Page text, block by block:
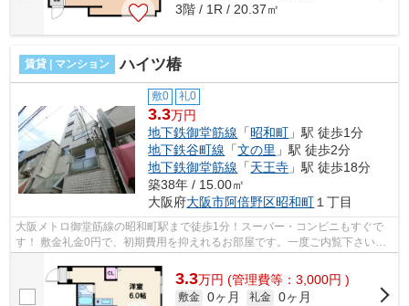
3階 / 1R / 20.37㎡
賃貸 | マンション ハイツ椿
敷0 礼0
3.3万円
地下鉄御堂筋線 「昭和町 」駅 徒歩1分
地下鉄谷町線 「文の里 」駅 徒歩2分
地下鉄御堂筋線 「天王寺 」駅 徒歩18分
築38年 / 15.00㎡
大阪府大阪市阿倍野区昭和町 １丁目
大阪メトロ御堂筋線の昭和町駅まで徒歩1分！スーパー・コンビニもすぐで
す！ 敷金礼金0円で、初期費用を抑えれるお部屋です。一度ご内覧下さいま
せ！ ■□■□■□■□■□■□■□■□■□■□■□■□■□■□■...
3.3万円 (管理費等：3,000円 )
敷金 0ヶ月 礼金 0ヶ月